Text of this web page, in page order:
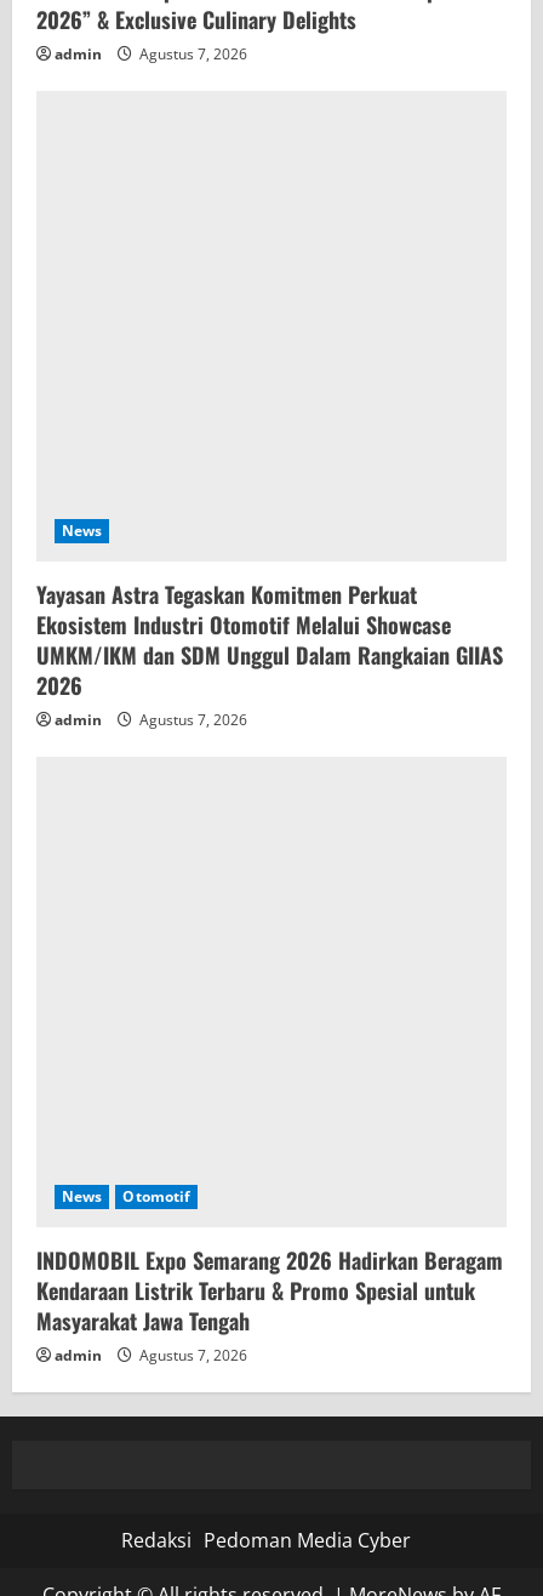
2026” & Exclusive Culinary Delights
admin Agustus 7, 2026
News
Yayasan Astra Tegaskan Komitmen Perkuat
Ekosistem Industri Otomotif Melalui Showcase
UMKM/IKM dan SDM Unggul Dalam Rangkaian GIIAS
2026
admin Agustus 7, 2026
News Otomotif
INDOMOBIL Expo Semarang 2026 Hadirkan Beragam
Kendaraan Listrik Terbaru & Promo Spesial untuk
Masyarakat Jawa Tengah
admin Agustus 7, 2026
Redaksi Pedoman Media Cyber